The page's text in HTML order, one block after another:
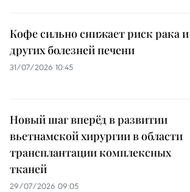
Кофе сильно снижает риск рака и
других болезней печени
31/07/2026 10:45
Новый шаг вперёд в развитии
вьетнамской хирургии в области
трансплантации комплексных
тканей
29/07/2026 09:05